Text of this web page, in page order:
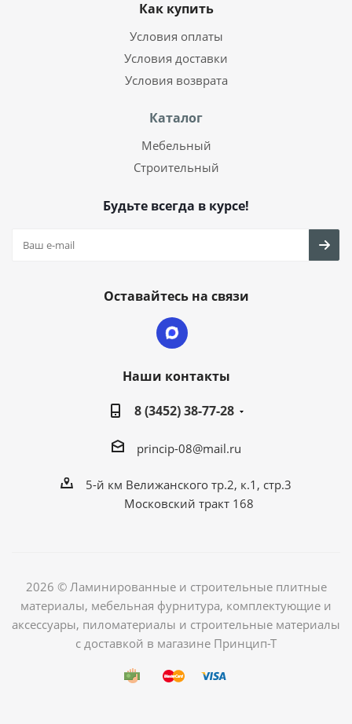
Как купить
Условия оплаты
Условия доставки
Условия возврата
Каталог
Мебельный
Строительный
Будьте всегда в курсе!
Оставайтесь на связи
Наши контакты
8 (3452) 38-77-28
princip-08@mail.ru
5-й км Велижанского тр.2, к.1, стр.3
Московский тракт 168
2026 © Ламинированные и строительные плитные
материалы, мебельная фурнитура, комплектующие и
аксессуары, пиломатериалы и строительные материалы
с доставкой в магазине Принцип-Т